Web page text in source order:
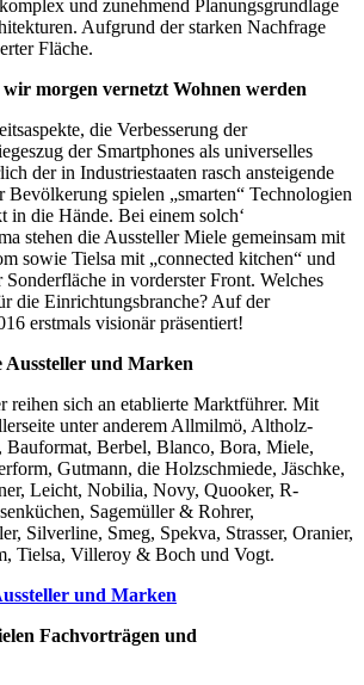
und zunehmend Planungsgrundlage
Aufgrund der starken Nachfrage
Fläche.
wir morgen vernetzt Wohnen werden
die Verbesserung der
der Smartphones als universelles
der in Industriestaaten rasch ansteigende
Bevölkerung spielen „smarten“ Technologien
in die Hände. Bei einem solch‘
stehen die Aussteller Miele gemeinsam mit
sowie Tielsa mit „connected kitchen“ und
in vorderster Front. Welches
die Einrichtungsbranche? Auf der
erstmals visionär präsentiert!
und Marken
reihen sich an etablierte Marktführer. Mit
unter anderem Allmilmö, Altholz-
Bauformat, Berbel, Blanco, Bora, Miele,
Gutmann, die Holzschmiede, Jäschke,
Leicht, Nobilia, Novy, Quooker, R-
Sagemüller & Rohrer,
Silverline, Smeg, Spekva, Strasser, Oranier,
Tielsa, Villeroy & Boch und Vogt.
und Marken
Fachvorträgen und